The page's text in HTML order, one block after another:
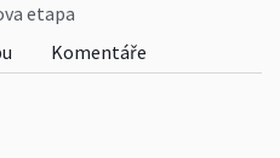
etapa
Komentáře